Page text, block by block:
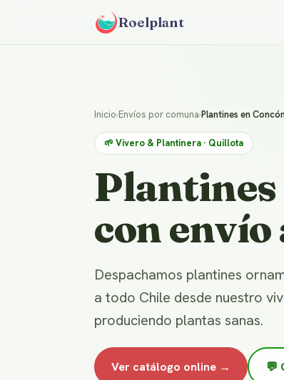
Roelplant
Inicio›Envíos por comuna›Plantines en
🌱 Vivero & Plantinera · Quillota
Plantines
con
Despachamos plantines
a todo Chile desde nuestro
produciendo plantas sanas.
Ver catálogo online → 💬